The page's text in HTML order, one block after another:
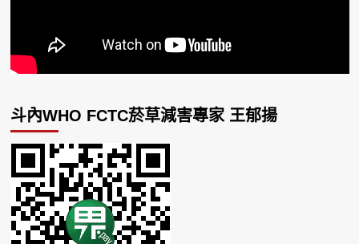
斗內WHO FCTC菸草減害專家 王郁揚